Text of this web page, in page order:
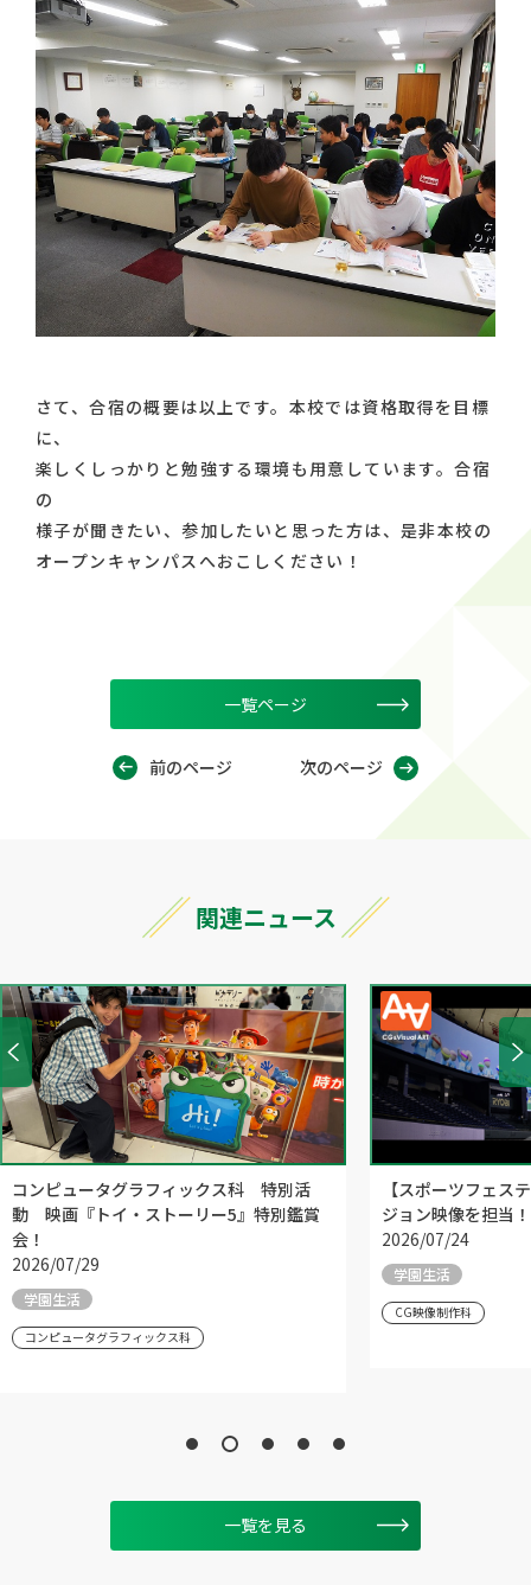
さて、合宿の概要は以上です。本校では資格取得を目標
に、
楽しくしっかりと勉強する環境も用意しています。合宿
の
様子が聞きたい、参加したいと思った方は、是非本校の
オープンキャンパスへおこしください！
前のページ
一覧ページ
次のページ
関連ニュース
コンピュータグラフィックス科 特別活
動 映画『トイ・ストーリー5』特別鑑賞
会！
2026/07/29
学園生活
コンピュータグラフィックス科
【スポーツフェス
ジョン映像を担当！
2026/07/24
学園生活
CG映像制作科
一覧を見る